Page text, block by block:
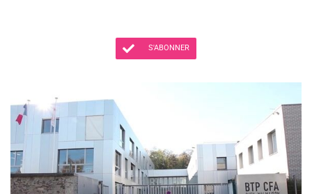
S'ABONNER